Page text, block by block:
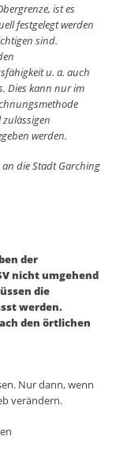
ist es
festgelegt werden
sind.
u. a. auch
Dies kann nur im
zulässigen
werden.
die Stadt Garching
der
nicht umgehend
die
werden.
den örtlichen
Nur dann, wenn
verändern.